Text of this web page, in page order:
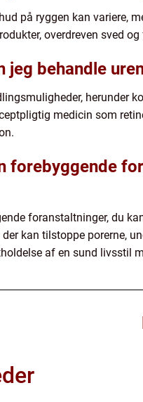
på ryggen kan variere,
overdreven sved
jeg behandle
herunder
medicin som
forebyggende
foranstaltninger, du
der kan tilstoppe porerne,
af en sund livsstil